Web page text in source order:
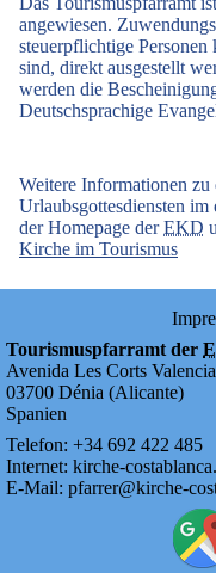
angewiesen.
steuerpflichtige
sind, direkt ausgestellt
werden die
Deutschsprachige
Weitere Informationen zu
Urlaubsgottesdiensten
der Homepage derEKD
Kirche im Tourismus
Tourismuspfarramt der
Avenida Les Corts
03700 Dénia (Alicante)
Spanien
Telefon: +34 692 422 485
Internet: kirche-
E-Mail: pfarrer@kirche-